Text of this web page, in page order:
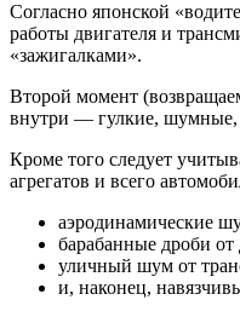
Согласно японской
работы двигателя и
«зажигалками».
Второй момент
внутри — гулкие, шумные,
Кроме того следует
агрегатов и всего
аэродинамические
барабанные дроби от
уличный шум от
и, наконец,